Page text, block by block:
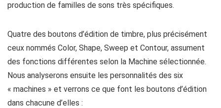
production de familles de sons très spécifiques.
Quatre des boutons d’édition de timbre, plus précisément
ceux nommés Color, Shape, Sweep et Contour, assument
des fonctions différentes selon la Machine sélectionnée.
Nous analyserons ensuite les personnalités des six
« machines » et verrons ce que font les boutons d’édition
dans chacune d’elles :